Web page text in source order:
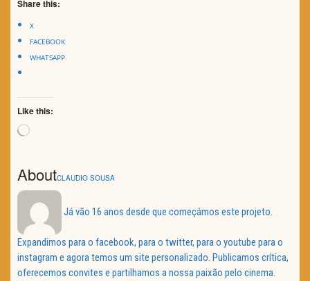
Share this:
X
FACEBOOK
WHATSAPP
Like this:
Loading…
AboutCLAUDIO SOUSA
Já vão 16 anos desde que começámos este projeto.
Expandimos para o facebook, para o twitter, para o youtube para o
instagram e agora temos um site personalizado. Publicamos crítica,
oferecemos convites e partilhamos a nossa paixão pelo cinema.